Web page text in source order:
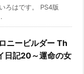
ろはです。 PS4版
ニービルダー Th
記20～運命の女